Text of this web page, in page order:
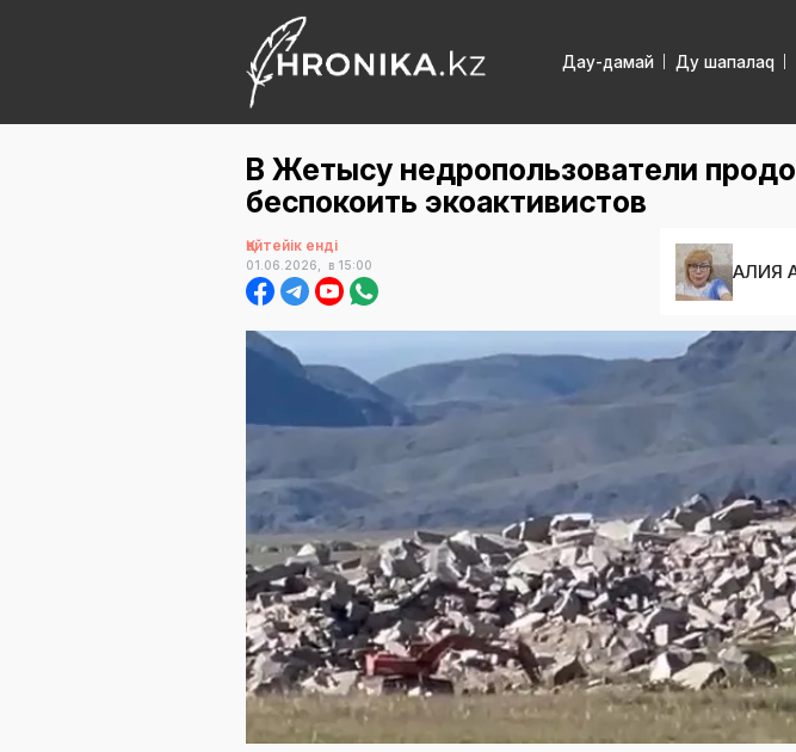
Дау-дамай Ду шапалаq
В Жетысу недропользователи
беспокоить экоактивистов
Қайтейік енді
01.06.2026, в 15:00 АЛИЯ